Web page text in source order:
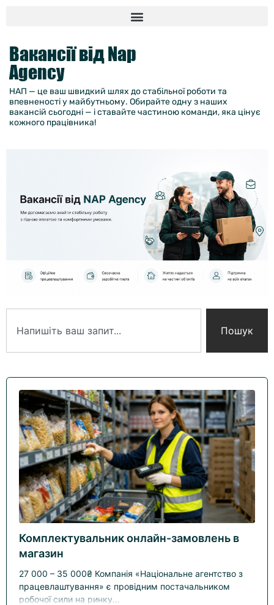
Вакансії від Nap
Agency
НАП — це ваш швидкий шлях до стабільної роботи та
впевненості у майбутньому. Обирайте одну з наших
вакансій сьогодні — і ставайте частиною команди, яка цінує
кожного працівника!
Пошук
Комплектувальник онлайн-замовлень в
магазин
27 000 – 35 000₴ Компанія «Національне агентство з
працевлаштування» є провідним постачальником
робочої сили на ринку...